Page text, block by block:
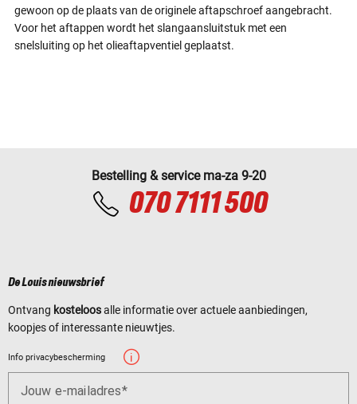
gewoon op de plaats van de originele aftapschroef aangebracht.
Voor het aftappen wordt het slangaansluitstuk met een
snelsluiting op het olieaftapventiel geplaatst.
Bestelling & service ma-za 9-20
070 7111 500
De Louis nieuwsbrief
Ontvang kosteloosalle informatie over actuele aanbiedingen,
koopjes of interessante nieuwtjes.
Info privacybescherming
Jouw e-mailadres